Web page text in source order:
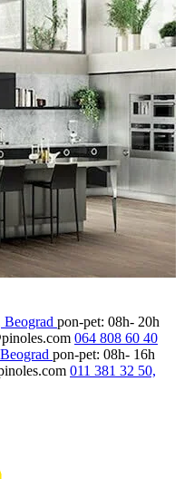
Beograd pon-pet: 08h- 20h
064 808 60 40
pon-pet: 08h- 16h
011 381 32 50,